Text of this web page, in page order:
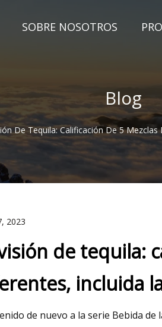
SOBRE NOSOTROS
Blog
De Tequila: Calificación De 5
2023
de tequila:
incluida
de nuevo a la serie Bebida de